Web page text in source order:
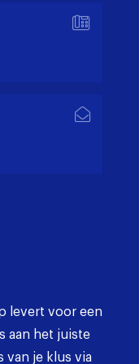
levert voor een
aan het juiste
van je klus via